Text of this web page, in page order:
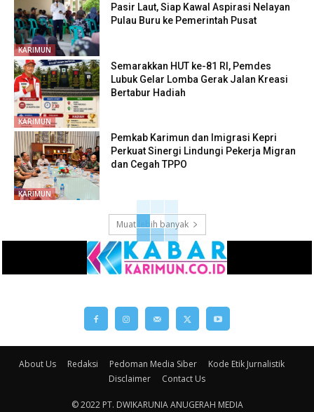
KARIMUN
Pasir Laut, Siap Kawal Aspirasi Nelayan
Pulau Buru ke Pemerintah Pusat
KARIMUN
Semarakkan HUT ke-81 RI, Pemdes
Lubuk Gelar Lomba Gerak Jalan Kreasi
Bertabur Hadiah
KARIMUN
Pemkab Karimun dan Imigrasi Kepri
Perkuat Sinergi Lindungi Pekerja Migran
dan Cegah TPPO
Muat lebih banyak
About Us Redaksi Pedoman Media Siber
Kode Etik Jurnalistik
Disclaimer
Contact Us
© 2022 PT. DWIKARUNIA ANUGERAH MEDIA